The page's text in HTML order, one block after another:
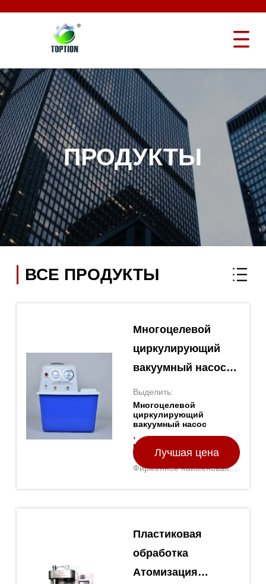
ПРОДУКТЫ
ВСЕ ПРОДУКТЫ
Многоцелевой
циркулирующий
вакуумный насос
для различных
применений
Выделить:
Многоцелевой
циркулирующий
вакуумный насос
многоцелевой
вакуумный насос
Фирменное наименование
Лучшая цена
Пластиковая
обработка
Атомизация